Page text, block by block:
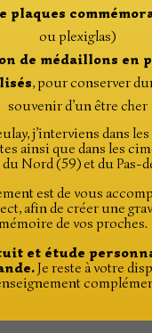
plaques
ou plexiglas)
de médaillons en
, pour conserver
souvenir d’un être cher
j’interviens dans
ainsi que dans les
Nord (59) et du Pas-
est de vous
afin de créer une
de vos proches.
et étude
Je reste à votre